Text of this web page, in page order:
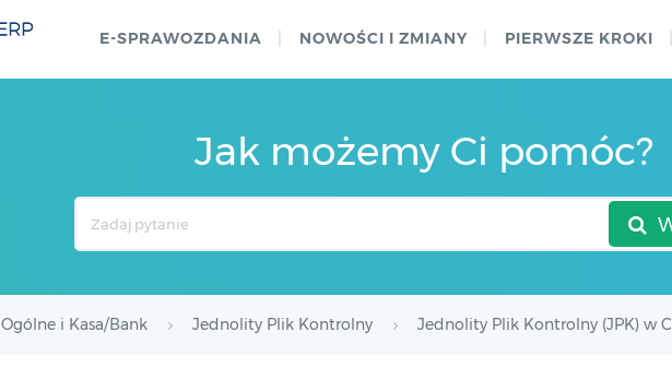
E-SPRAWOZDANIA NOWOŚCI I ZMIANY PIERWSZE KROKI
Jak możemy Ci pomóc?
Ogólne i Kasa/Bank Jednolity Plik Kontrolny Jednolity Plik Kontrolny (JPK) w